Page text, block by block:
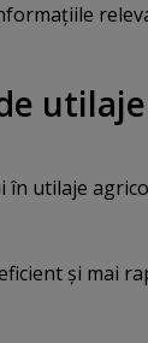
utilaje
în utilaje
şi mai